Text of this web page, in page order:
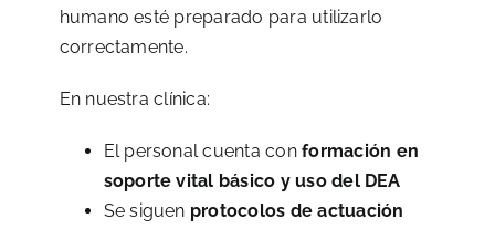
humano esté preparado para utilizarlo
correctamente.
En nuestra clínica:
El personal cuenta conformación en
soporte vital básico y uso del DEA
Se siguen protocolos de actuación